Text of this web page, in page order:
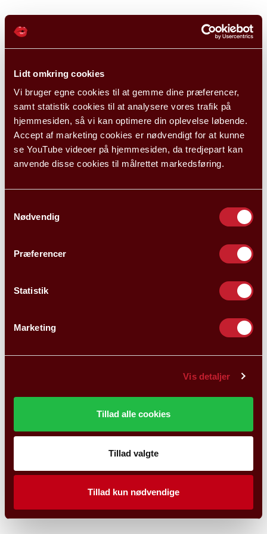
Lidt omkring cookies
Vi bruger egne cookies til at gemme dine præferencer,
samt statistik cookies til at analysere vores trafik på
hjemmesiden, så vi kan optimere din oplevelse løbende.
Accept af marketing cookies er nødvendigt for at kunne
se YouTube videoer på hjemmesiden, da tredjepart kan
anvende disse cookies til målrettet markedsføring.
Nødvendig
Præferencer
Statistik
Marketing
Vis detaljer
Tillad alle cookies
Tillad valgte
Tillad kun nødvendige